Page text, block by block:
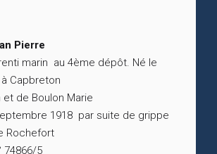
Pierre
marin au 4ème dépôt. Né le
Capbreton
et de Boulon Marie
1918 par suite de grippe
Rochefort
74866/5